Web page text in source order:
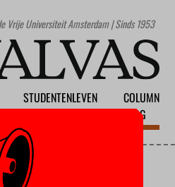
Vrije Universiteit Amsterdam | Sinds 1953
STUDENTENLEVEN
COLUMN
BLOG